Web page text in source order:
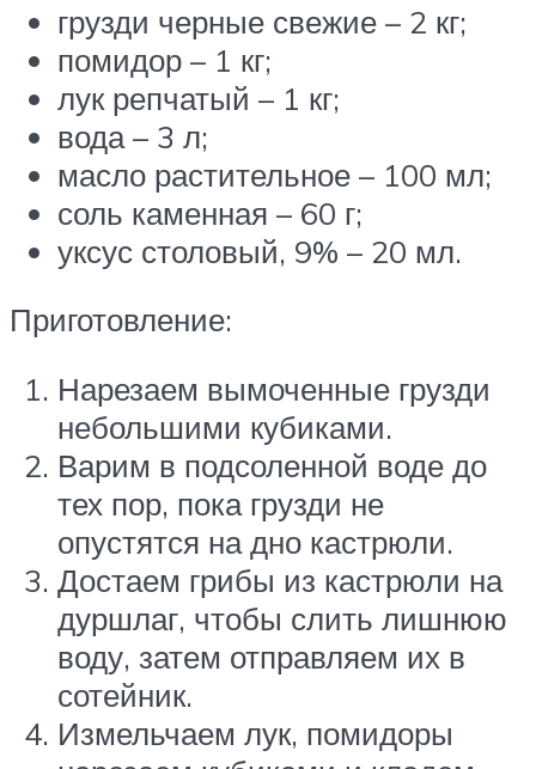
грузди черные свежие – 2 кг;
помидор – 1 кг;
лук репчатый – 1 кг;
вода – 3 л;
масло растительное – 100 мл;
соль каменная – 60 г;
уксус столовый, 9% – 20 мл.
Приготовление:
Нарезаем вымоченные грузди
небольшими кубиками.
Варим в подсоленной воде до
тех пор, пока грузди не
опустятся на дно кастрюли.
Достаем грибы из кастрюли на
дуршлаг, чтобы слить лишнюю
воду, затем отправляем их в
сотейник.
Измельчаем лук, помидоры